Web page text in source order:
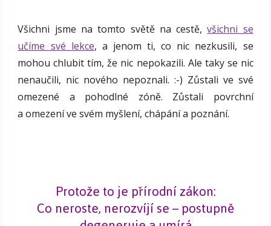
Všichni jsme na tomto světě na cestě,všichni se
učíme své lekce, a jenom ti, co nic nezkusili, se
mohou chlubit tím, že nic nepokazili. Ale taky se nic
nenaučili, nic nového nepoznali. :-) Zůstali ve své
omezené a pohodlné zóně. Zůstali povrchní
a omezení ve svém myšlení, chápání a poznání.
Protože to je přírodní zákon:
Co neroste, nerozvíjí se – postupně